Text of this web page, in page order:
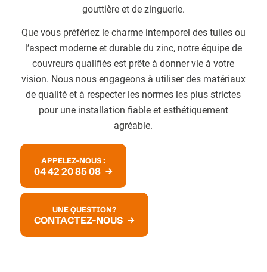
gouttière et de zinguerie.
Que vous préfériez le charme intemporel des tuiles ou
l’aspect moderne et durable du zinc, notre équipe de
couvreurs qualifiés est prête à donner vie à votre
vision. Nous nous engageons à utiliser des matériaux
de qualité et à respecter les normes les plus strictes
pour une installation fiable et esthétiquement
agréable.
APPELEZ-NOUS :
04 42 20 85 08
UNE QUESTION?
CONTACTEZ-NOUS